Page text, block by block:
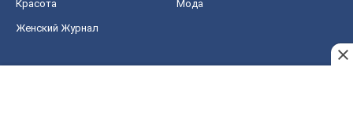
Красота Мода
Женский Журнал